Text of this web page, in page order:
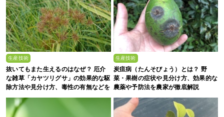
生産技術
抜いてもまた生えるのはなぜ？ 厄介
な雑草「カヤツリグサ」の効果的な駆
除方法や見分け方、毒性の有無などを
農家が解説
生産技術
炭疽病（たんそびょう）とは？ 野
菜・果樹の症状や見分け方、効果的な
農薬や予防法を農家が徹底解説